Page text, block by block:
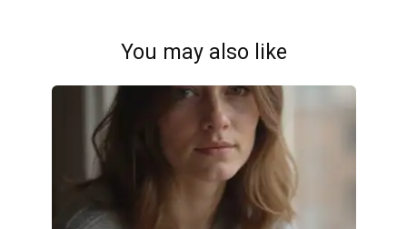
You may also like